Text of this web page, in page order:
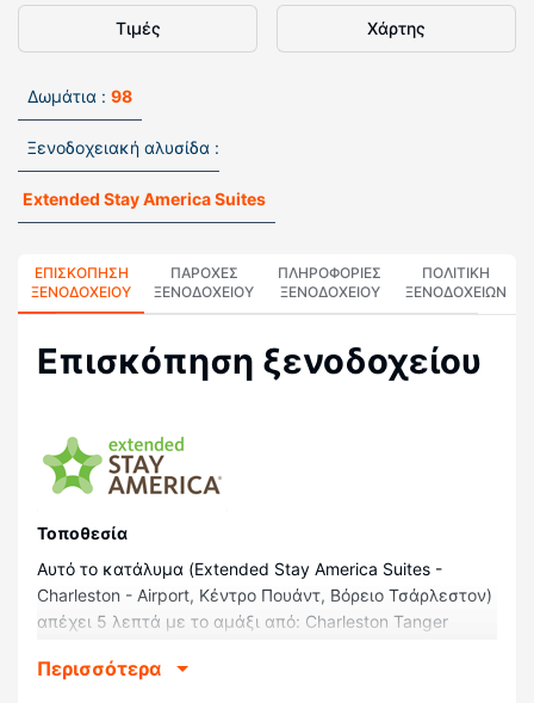
Τιμές Χάρτης
Δωμάτια : 98
Ξενοδοχειακή αλυσίδα :
Extended Stay America Suites
ΕΠΙΣΚΌΠΗΣΗ
ΞΕΝΟΔΟΧΕΊΟΥ
ΠΑΡΟΧΕΣ
ΞΕΝΟΔΟΧΕΙΟΥ
ΠΛΗΡΟΦΟΡΊΕΣ
ΞΕΝΟΔΟΧΕΊΟΥ
ΠΟΛΙΤΙΚΗ
ΞΕΝΟΔΟΧΕΊΩΝ
Επισκόπηση ξενοδοχείου
Τοποθεσία
Αυτό το κατάλυμα (Extended Stay America Suites -
Charleston - Airport, Κέντρο Πουάντ, Βόρειο Τσάρλεστον)
απέχει 5 λεπτά με το αμάξι από: Charleston Tanger
Convention Center (Συνεδριακό Κέντρο). Αυτό το
Περισσότερα